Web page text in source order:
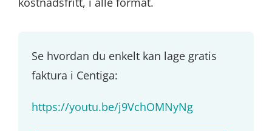
Se hvordan du enkelt kan lage gratis
faktura i Centiga:
https://youtu.be/j9VchOMNyNg